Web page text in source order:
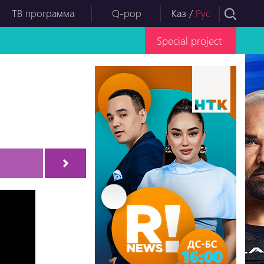
Каз / Рус
ТВ программа Q-pop
Special project
Серия-4 Серия-5